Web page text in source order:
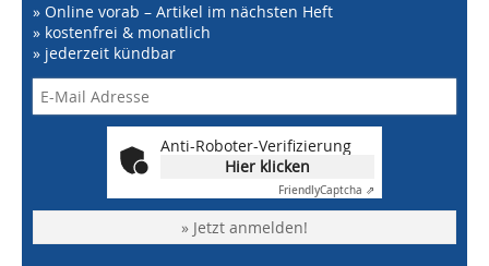
» Online vorab – Artikel im nächsten Heft
» kostenfrei & monatlich
» jederzeit kündbar
Anti-Roboter-Verifizierung
Hier klicken
FriendlyCaptcha ⇗
» Jetzt anmelden!